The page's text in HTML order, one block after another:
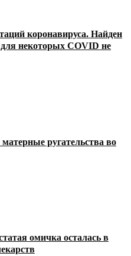
коронавируса. Найден
некоторых COVID не
ругательства во
омичка осталась в